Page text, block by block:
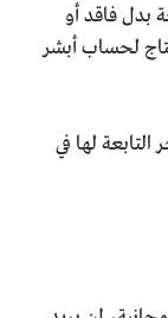
بدل فاقد أو
لحساب أبشر
التابعة لها في